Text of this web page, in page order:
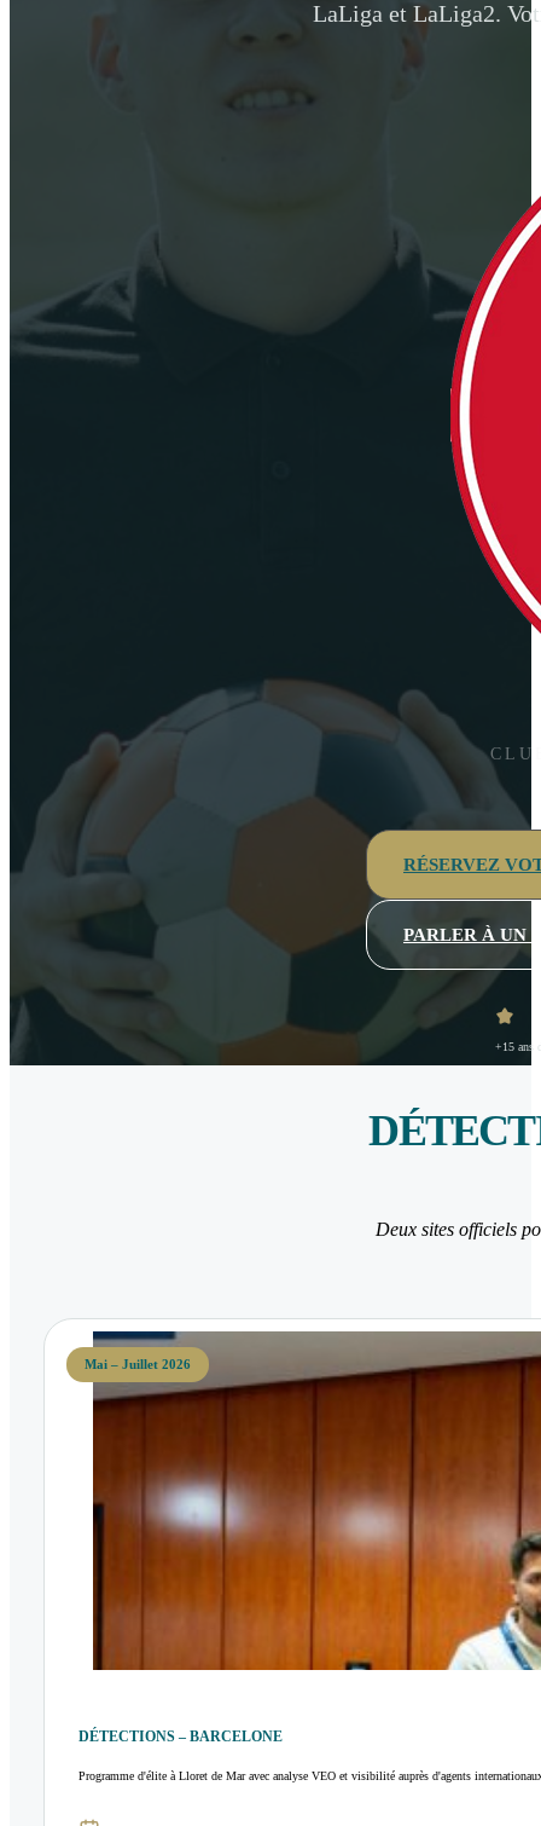
LaLiga et LaLiga2.
RÉSERVEZ
PARLER À UN
+15 ans
Deux sites officiels
Mai – Juillet 2026
DÉTECTIONS – BARCELONE
Programme d'élite à Lloret de Mar avec analyse VEO et visibilité auprès d'agents